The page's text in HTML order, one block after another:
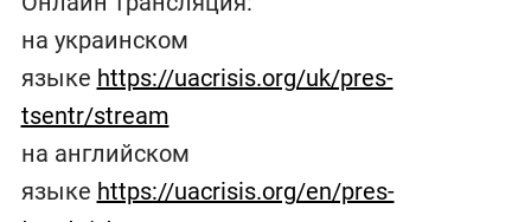
на украинском
языке https://uacrisis.org/uk/pres-
tsentr/stream
на английском
языке https://uacrisis.org/en/pres-